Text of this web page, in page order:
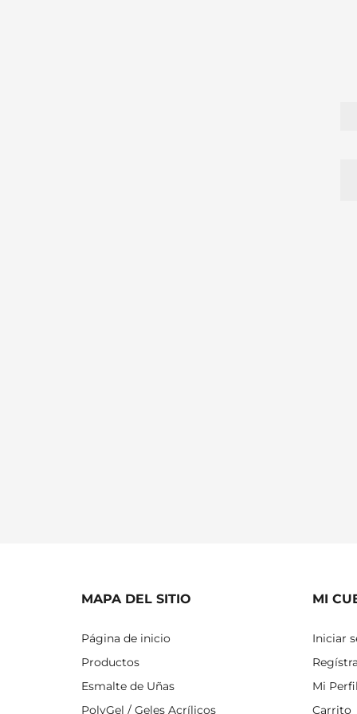
MAPA DEL SITIO
Página de inicio
Productos
Esmalte de Uñas
PolyGel / Geles Acrílicos
MI
Iniciar
Mi
Carrito